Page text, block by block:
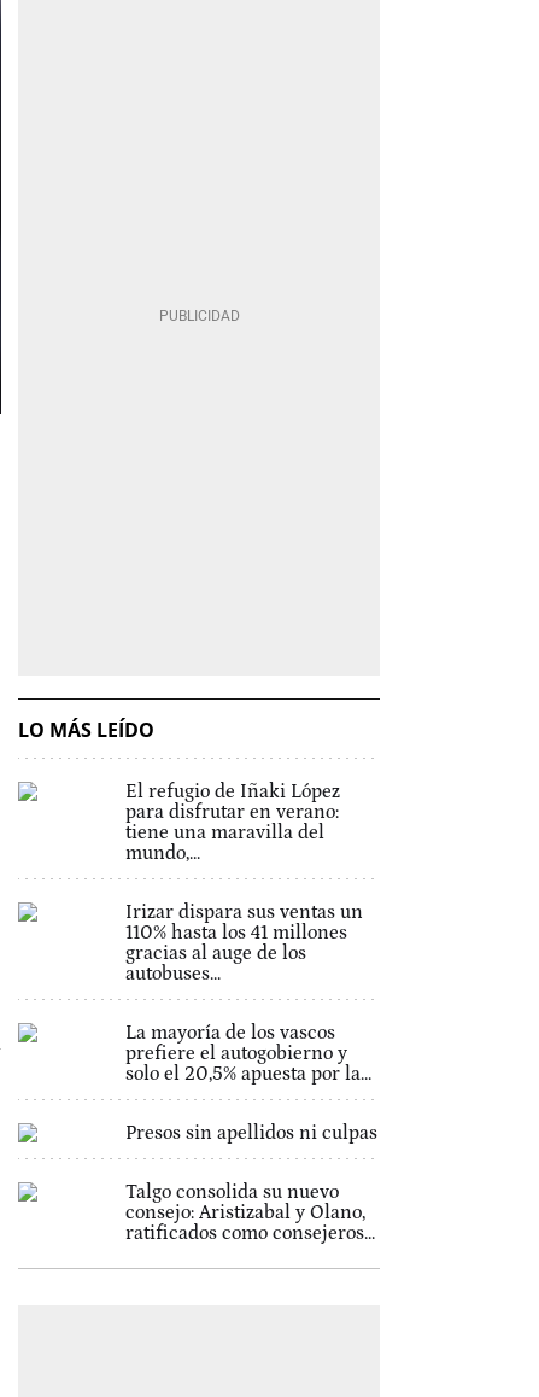
LO MÁS LEÍDO
El refugio de Iñaki López
para disfrutar en verano:
tiene una maravilla del
mundo,...
Irizar dispara sus ventas un
110% hasta los 41 millones
gracias al auge de los
autobuses...
La mayoría de los vascos
prefiere el autogobierno y
solo el 20,5% apuesta por la...
Presos sin apellidos ni culpas
Talgo consolida su nuevo
consejo: Aristizabal y Olano,
ratificados como consejeros...